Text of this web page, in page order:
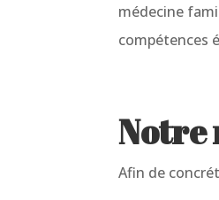
médecine
compétences
Notre
Afin de